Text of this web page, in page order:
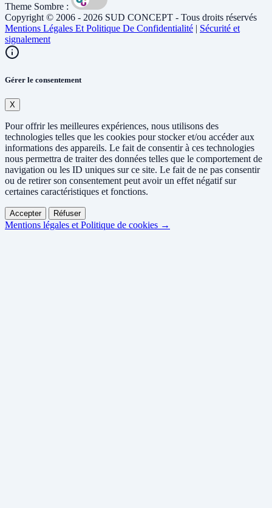
Theme Sombre :
Copyright © 2006 - 2026 SUD CONCEPT - Tous droits réservés
Mentions Légales Et Politique De Confidentialité | Sécurité et
signalement
Gérer le consentement
X
Pour offrir les meilleures expériences, nous utilisons des
technologies telles que les cookies pour stocker et/ou accéder aux
informations des appareils. Le fait de consentir à ces technologies
nous permettra de traiter des données telles que le comportement de
navigation ou les ID uniques sur ce site. Le fait de ne pas consentir
ou de retirer son consentement peut avoir un effet négatif sur
certaines caractéristiques et fonctions.
Accepter Réfuser
Mentions légales et Politique de cookies →